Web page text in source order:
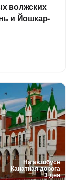
волжских
и Йошкар-
На автобусе
Канатная дорога
3 дня